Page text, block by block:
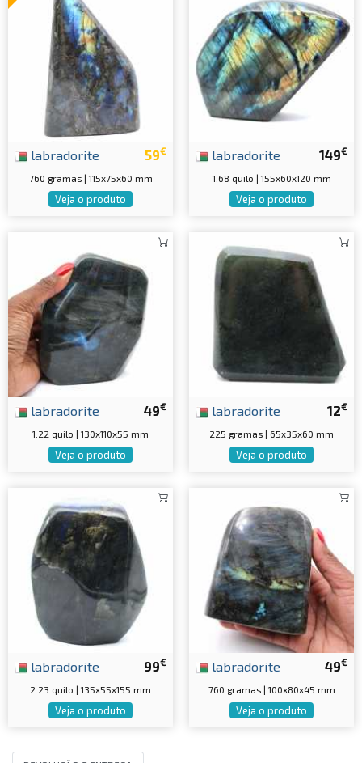
59€
labradorite
760 gramas | 115x75x60 mm
Veja o produto
149€
labradorite
1.68 quilo | 155x60x120 mm
Veja o produto
49€
labradorite
1.22 quilo | 130x110x55 mm
Veja o produto
12€
labradorite
225 gramas | 65x35x60 mm
Veja o produto
99€
labradorite
2.23 quilo | 135x55x155 mm
Veja o produto
49€
labradorite
760 gramas | 100x80x45 mm
Veja o produto